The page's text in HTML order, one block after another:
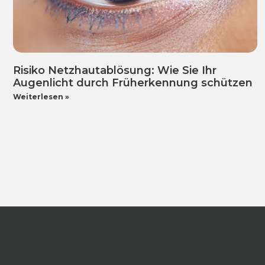
Risiko Netzhautablösung: Wie Sie Ihr
Augenlicht durch Früherkennung schützen
Weiterlesen »